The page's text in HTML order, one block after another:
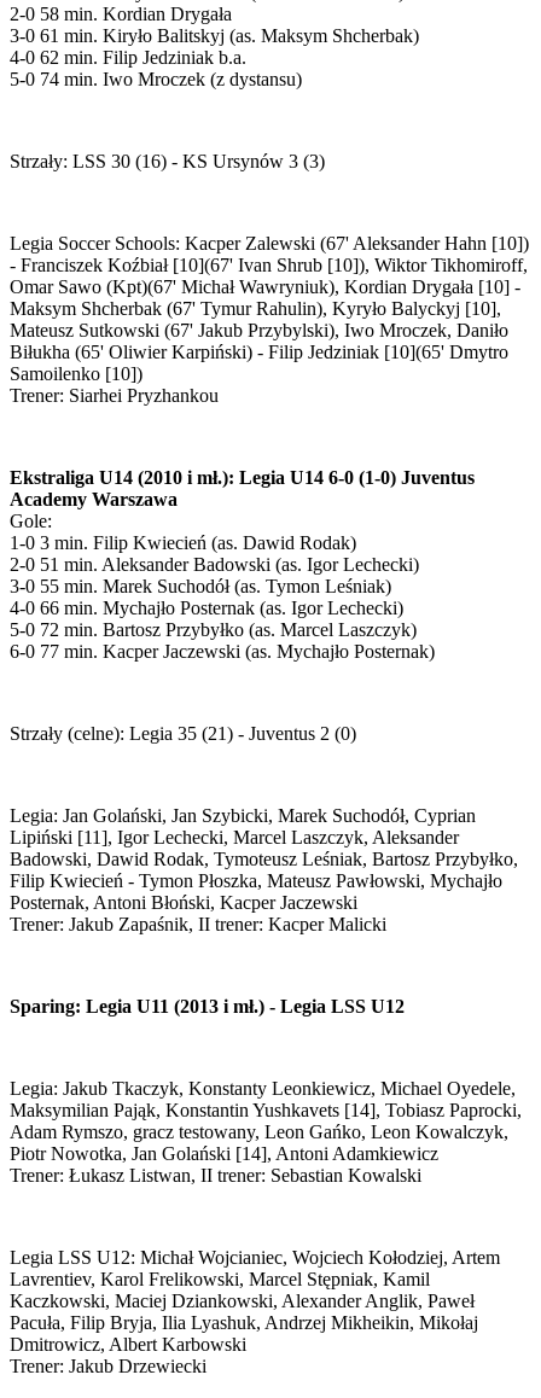
2-0 58 min. Kordian Drygała
3-0 61 min. Kiryło Balitskyj (as. Maksym Shcherbak)
4-0 62 min. Filip Jedziniak b.a.
5-0 74 min. Iwo Mroczek (z dystansu)
Strzały: LSS 30 (16) - KS Ursynów 3 (3)
Legia Soccer Schools: Kacper Zalewski (67' Aleksander Hahn [10])
- Franciszek Koźbiał [10](67' Ivan Shrub [10]), Wiktor Tikhomiroff,
Omar Sawo (Kpt)(67' Michał Wawryniuk), Kordian Drygała [10] -
Maksym Shcherbak (67' Tymur Rahulin), Kyryło Balyckyj [10],
Mateusz Sutkowski (67' Jakub Przybylski), Iwo Mroczek, Daniło
Biłukha (65' Oliwier Karpiński) - Filip Jedziniak [10](65' Dmytro
Samoilenko [10])
Trener: Siarhei Pryzhankou
Ekstraliga U14 (2010 i mł.): Legia U14 6-0 (1-0) Juventus
Academy Warszawa
Gole:
1-0 3 min. Filip Kwiecień (as. Dawid Rodak)
2-0 51 min. Aleksander Badowski (as. Igor Lechecki)
3-0 55 min. Marek Suchodół (as. Tymon Leśniak)
4-0 66 min. Mychajło Posternak (as. Igor Lechecki)
5-0 72 min. Bartosz Przybyłko (as. Marcel Laszczyk)
6-0 77 min. Kacper Jaczewski (as. Mychajło Posternak)
Strzały (celne): Legia 35 (21) - Juventus 2 (0)
Legia: Jan Golański, Jan Szybicki, Marek Suchodół, Cyprian
Lipiński [11], Igor Lechecki, Marcel Laszczyk, Aleksander
Badowski, Dawid Rodak, Tymoteusz Leśniak, Bartosz Przybyłko,
Filip Kwiecień - Tymon Płoszka, Mateusz Pawłowski, Mychajło
Posternak, Antoni Błoński, Kacper Jaczewski
Trener: Jakub Zapaśnik, II trener: Kacper Malicki
Sparing: Legia U11 (2013 i mł.) - Legia LSS U12
Legia: Jakub Tkaczyk, Konstanty Leonkiewicz, Michael Oyedele,
Maksymilian Pająk, Konstantin Yushkavets [14], Tobiasz Paprocki,
Adam Rymszo, gracz testowany, Leon Gańko, Leon Kowalczyk,
Piotr Nowotka, Jan Golański [14], Antoni Adamkiewicz
Trener: Łukasz Listwan, II trener: Sebastian Kowalski
Legia LSS U12: Michał Wojcianiec, Wojciech Kołodziej, Artem
Lavrentiev, Karol Frelikowski, Marcel Stępniak, Kamil
Kaczkowski, Maciej Dziankowski, Alexander Anglik, Paweł
Pacuła, Filip Bryja, Ilia Lyashuk, Andrzej Mikheikin, Mikołaj
Dmitrowicz, Albert Karbowski
Trener: Jakub Drzewiecki